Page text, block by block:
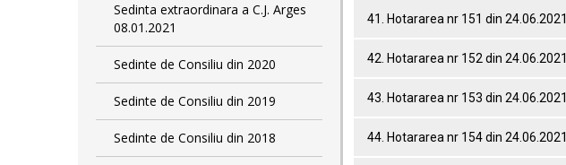
Sedinta extraordinara a C.J. Arges
08.01.2021
Sedinte de Consiliu din 2020
Sedinte de Consiliu din 2019
Sedinte de Consiliu din 2018
41. Hotararea nr 151 din 24.06.2021
42. Hotararea nr 152 din 24.06.2021
43. Hotararea nr 153 din 24.06.2021
44. Hotararea nr 154 din 24.06.2021